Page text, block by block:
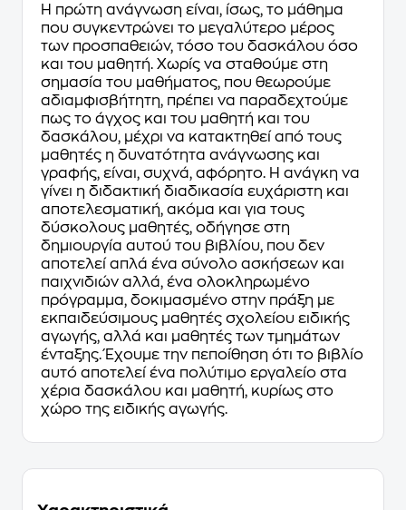
Η πρώτη ανάγνωση είναι, ίσως, το μάθημα
που συγκεντρώνει το μεγαλύτερο μέρος
των προσπαθειών, τόσο του δασκάλου όσο
και του μαθητή. Χωρίς να σταθούμε στη
σημασία του μαθήματος, που θεωρούμε
αδιαμφισβήτητη, πρέπει να παραδεχτούμε
πως το άγχος και του μαθητή και του
δασκάλου, μέχρι να κατακτηθεί από τους
μαθητές η δυνατότητα ανάγνωσης και
γραφής, είναι, συχνά, αφόρητο. Η ανάγκη να
γίνει η διδακτική διαδικασία ευχάριστη και
αποτελεσματική, ακόμα και για τους
δύσκολους μαθητές, οδήγησε στη
δημιουργία αυτού του βιβλίου, που δεν
αποτελεί απλά ένα σύνολο ασκήσεων και
παιχνιδιών αλλά, ένα ολοκληρωμένο
πρόγραμμα, δοκιμασμένο στην πράξη με
εκπαιδεύσιμους μαθητές σχολείου ειδικής
αγωγής, αλλά και μαθητές των τμημάτων
ένταξης. Έχουμε την πεποίθηση ότι το βιβλίο
αυτό αποτελεί ένα πολύτιμο εργαλείο στα
χέρια δασκάλου και μαθητή, κυρίως στο
χώρο της ειδικής αγωγής.